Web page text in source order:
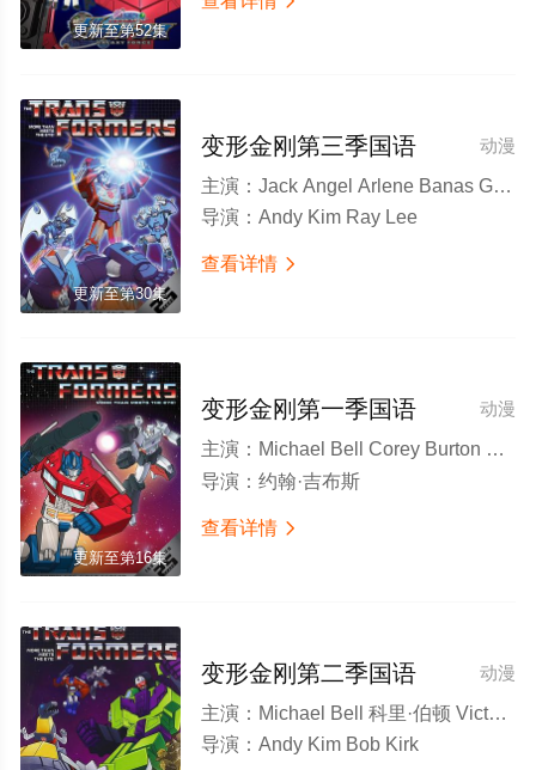
更新至第52集
更新至第30集
动漫
变形金刚第三季国语
主演： Jack Angel Arlene Banas Gregg Berger Susan Blu
导演： Andy Kim Ray Lee
查看详情 
更新至第16集
动漫
变形金刚第一季国语
主演： Michael Bell Corey Burton Victor Caroli Scatman Crothers Peter Cullen 丹·吉尔维赞
导演： 约翰·吉布斯
查看详情 
动漫
变形金刚第二季国语
主演： Michael Bell 科里·伯顿 Victor Caroli 斯加特曼·克罗索斯 彼得·库伦
导演： Andy Kim Bob Kirk